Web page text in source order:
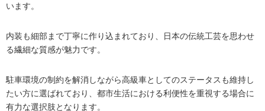
います。
内装も細部まで丁寧に作り込まれており、日本の伝統工芸を思わせ
る繊細な質感が魅力です。
駐車環境の制約を解消しながら高級車としてのステータスも維持し
たい方に選ばれており、都市生活における利便性を重視する場合に
有力な選択肢となります。